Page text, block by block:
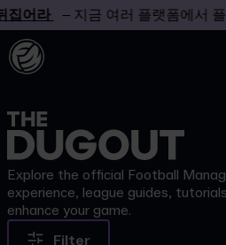
집어라 – 지금 여러 플랫폼에서 플
Explore the official Football
experience, league guides,
enhance your game.
Filter